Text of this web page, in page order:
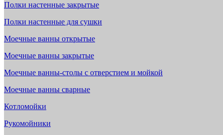
Полки настенные закрытые
Полки настенные для сушки
Моечные ванны открытые
Моечные ванны закрытые
Моечные ванны-столы с отверстием и мойкой
Моечные ванны сварные
Котломойки
Рукомойники